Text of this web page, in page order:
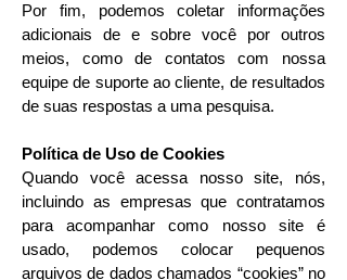
Por fim, podemos coletar informações
adicionais de e sobre você por outros
meios, como de contatos com nossa
equipe de suporte ao cliente, de resultados
de suas respostas a uma pesquisa.
Política de Uso de Cookies
Quando você acessa nosso site, nós,
incluindo as empresas que contratamos
para acompanhar como nosso site é
usado, podemos colocar pequenos
arquivos de dados chamados “cookies” no